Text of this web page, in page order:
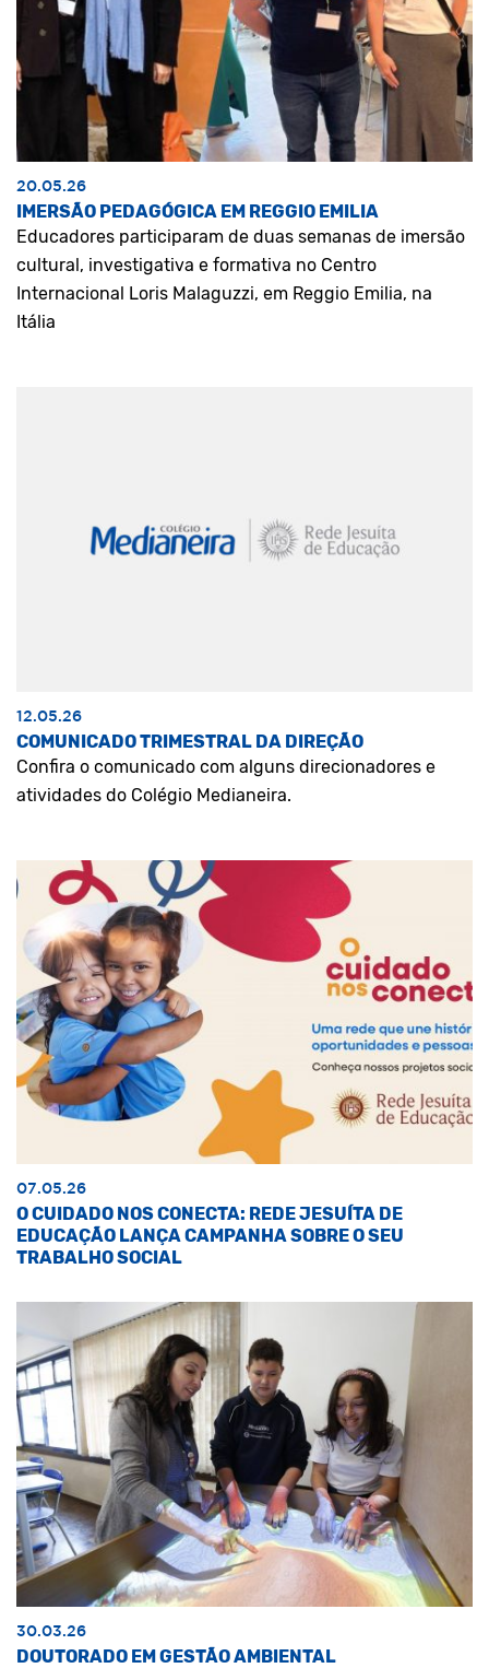
20.05.26
IMERSÃO PEDAGÓGICA EM REGGIO EMILIA
Educadores participaram de duas semanas de imersão
cultural, investigativa e formativa no Centro
Internacional Loris Malaguzzi, em Reggio Emilia, na
Itália
12.05.26
COMUNICADO TRIMESTRAL DA DIREÇÃO
Confira o comunicado com alguns direcionadores e
atividades do Colégio Medianeira.
07.05.26
O CUIDADO NOS CONECTA: REDE JESUÍTA DE
EDUCAÇÃO LANÇA CAMPANHA SOBRE O SEU
TRABALHO SOCIAL
30.03.26
DOUTORADO EM GESTÃO AMBIENTAL